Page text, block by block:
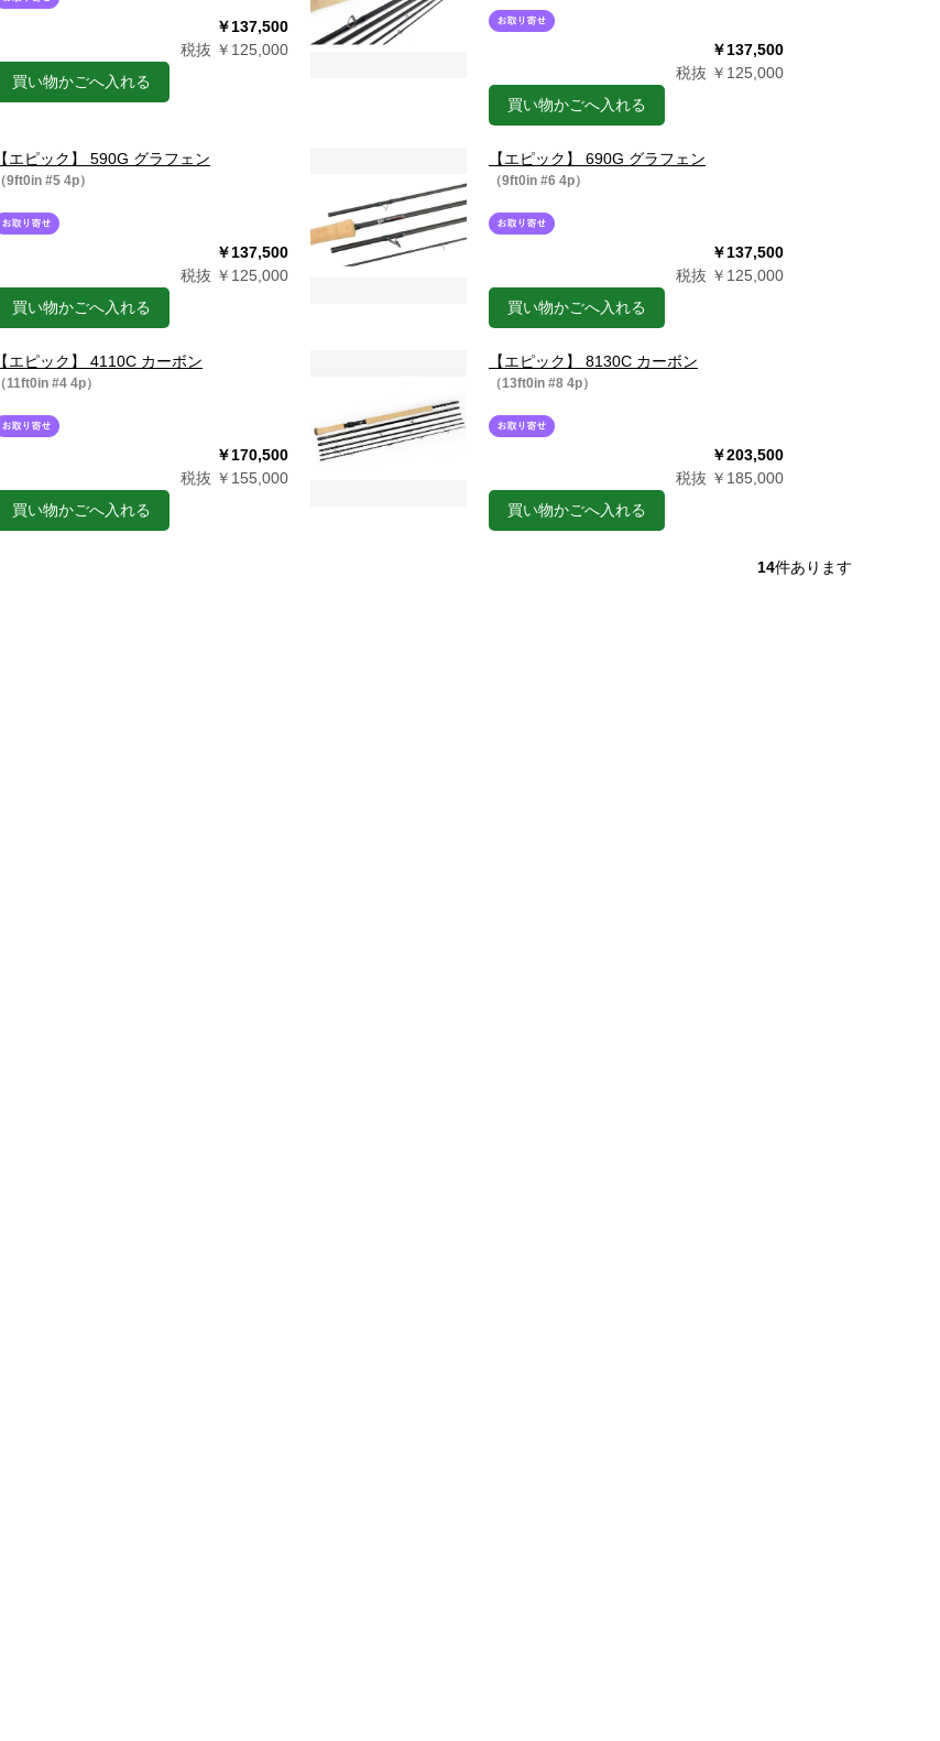
￥137,500
税抜 ￥125,000
買い物かごへ入れる
￥137,500
税抜 ￥125,000
買い物かごへ入れる
【エピック】 590G グラフェン
（9ft0in #5 4p）
￥137,500
税抜 ￥125,000
買い物かごへ入れる
【エピック】 690G グラフェン
（9ft0in #6 4p）
￥137,500
税抜 ￥125,000
買い物かごへ入れる
【エピック】 4110C カーボン
（11ft0in #4 4p）
￥170,500
税抜 ￥155,000
買い物かごへ入れる
【エピック】 8130C カーボン
（13ft0in #8 4p）
￥203,500
税抜 ￥185,000
買い物かごへ入れる
14件あります